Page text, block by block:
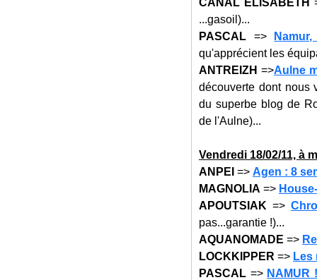
CANAL ELISABETH
...gasoil)...
PASCAL =>
qu'apprécient les
ANTREIZH =>Aulne
découverte dont nous
du superbe blog de
de l'Aulne)...
Vendredi 18/02/11, à
ANPEI => Agen : 8
MAGNOLIA =>
APOUTSIAK =>
pas...garantie !)...
AQUANOMADE =>
LOCKKIPPER => Les
PASCAL => NAMUR !